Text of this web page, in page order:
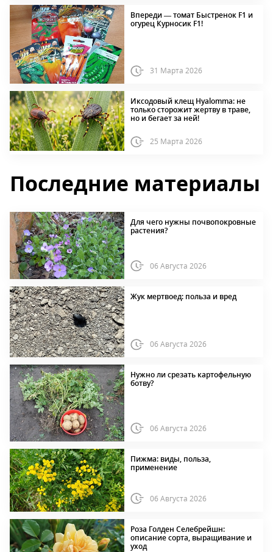
Впереди — томат Быстренок F1 и
огурец Курносик F1!
31 Марта 2026
Иксодовый клещ Hyalomma: не
только сторожит жертву в траве,
но и бегает за ней!
25 Марта 2026
Последние материалы
Для чего нужны почвопокровные
растения?
06 Августа 2026
Жук мертвоед: польза и вред
06 Августа 2026
Нужно ли срезать картофельную
ботву?
06 Августа 2026
Пижма: виды, польза,
применение
06 Августа 2026
Роза Голден Селебрейшн:
описание сорта, выращивание и
уход